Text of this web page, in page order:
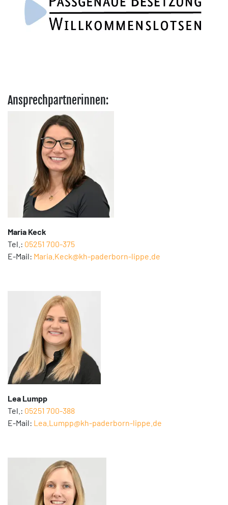
Ansprechpartnerinnen:
Maria Keck
Tel.: 05251 700-375
E-Mail: Maria.Keck@kh-paderborn-lippe.de
Lea Lumpp
Tel.: 05251 700-388
E-Mail: Lea.Lumpp@kh-paderborn-lippe.de